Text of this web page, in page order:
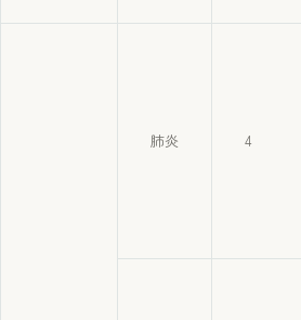
肺炎 4